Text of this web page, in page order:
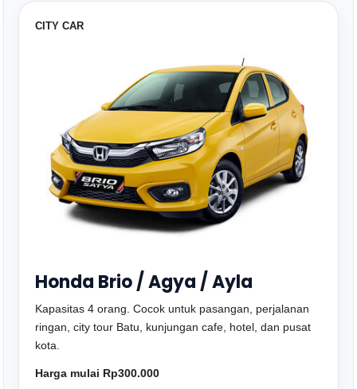
CITY CAR
Honda Brio / Agya / Ayla
Kapasitas 4 orang. Cocok untuk pasangan, perjalanan
ringan, city tour Batu, kunjungan cafe, hotel, dan pusat
kota.
Harga mulai Rp300.000